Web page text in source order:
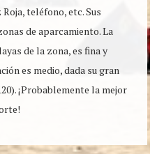
teléfono, etc. Sus
de aparcamiento. La
de la zona, es fina y
es medio, dada su gran
¡Probablemente la mejor